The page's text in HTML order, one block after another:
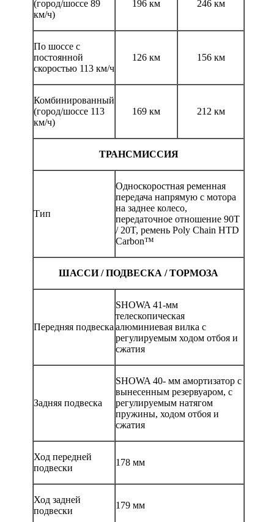
(город/шоссе 89
км/ч)
196 км 246 км
По шоссе с
постоянной
скоростью 113 км/ч
126 км 156 км
Комбинированный
(город/шоссе 113
км/ч)
169 км 212 км
ТРАНСМИССИЯ
Тип
Односкоростная ременная
передача напрямую с мотора
на заднее колесо,
передаточное отношение 90T
/ 20T, ремень Poly Chain HTD
Carbon™
ШАССИ / ПОДВЕСКА / ТОРМОЗА
Передняя подвеска
SHOWA 41-мм
телескопическая
алюминиевая вилка с
регулируемым ходом отбоя и
сжатия
Задняя подвеска
SHOWA 40- мм амортизатор с
вынесенным резервуаром, с
регулируемым натягом
пружины, ходом отбоя и
сжатия
Ход передней
подвески
178 мм
Ход задней
подвески
179 мм